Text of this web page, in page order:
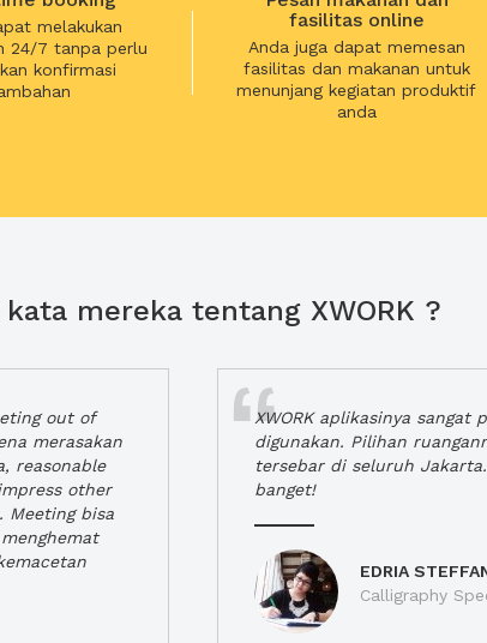
melakukan
24/7 tanpa perlu
konfirmasi
fasilitas online
Anda juga dapat memesan
fasilitas dan makanan untuk
menunjang kegiatan produktif
anda
kata mereka tentang XWORK ?
out of
merasakan
reasonable
other
Meeting bisa
XWORK aplikasinya sangat
digunakan. Pilihan
tersebar di seluruh
banget!
EDRIA
Calligraphy